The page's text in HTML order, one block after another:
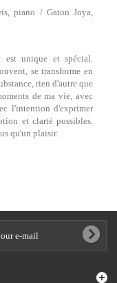
piano / Gaton Joya,
est unique et spécial.
se transforme en
rien d'autre que
de ma vie, avec
l'intention d'exprimer
et clarté possibles.
qu'un plaisir.